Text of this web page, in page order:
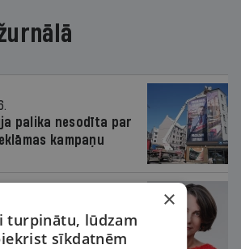
palika nesodīta par
kampaņu
06.08.2026.
×
turpinātu, lūdzam
sīkdatnēm